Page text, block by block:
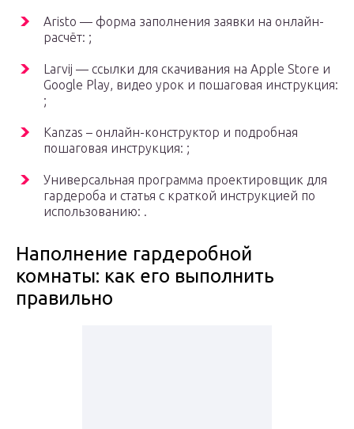
Aristo — форма заполнения заявки на онлайн-
расчёт: ;
Larvij — ссылки для скачивания на Apple Store и
Google Play, видео урок и пошаговая инструкция:
;
Kanzas – онлайн-конструктор и подробная
пошаговая инструкция: ;
Универсальная программа проектировщик для
гардероба и статья с краткой инструкцией по
использованию: .
Наполнение гардеробной
комнаты: как его выполнить
правильно